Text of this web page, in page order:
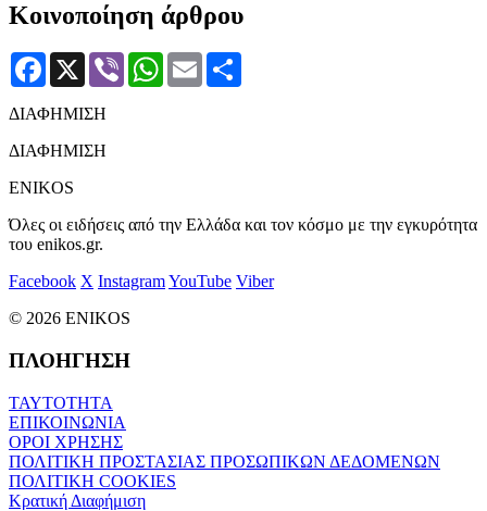
Κοινοποίηση άρθρου
Facebook
X Viber WhatsApp
Email
ΔΙΑΦΗΜΙΣΗ
ΔΙΑΦΗΜΙΣΗ
ENIKOS
Όλες οι ειδήσεις από την Ελλάδα και τον κόσμο με την εγκυρότητα
του enikos.gr.
Facebook X InstagramYouTube Viber
© 2026 ENIKOS
ΠΛΟΗΓΗΣΗ
ΤΑΥΤΟΤΗΤΑ
ΕΠΙΚΟΙΝΩΝΙΑ
ΟΡΟΙ ΧΡΗΣΗΣ
ΠΟΛΙΤΙΚΗ ΠΡΟΣΤΑΣΙΑΣ ΠΡΟΣΩΠΙΚΩΝ ΔΕΔΟΜΕΝΩΝ
ΠΟΛΙΤΙΚΗ COOKIES
Κρατική Διαφήμιση